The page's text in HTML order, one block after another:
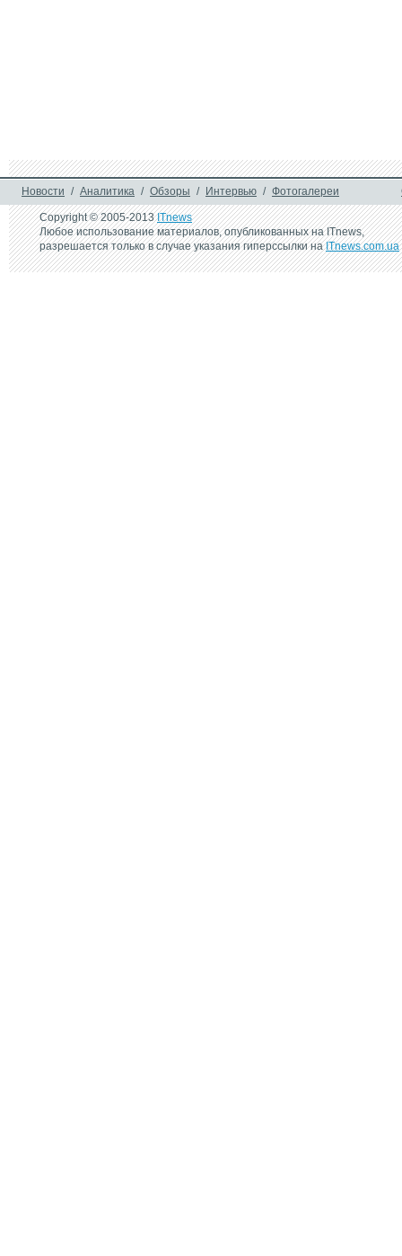
Новости / Аналитика / Обзоры / Интервью / Фотогалереи
Copyright © 2005-2013ITnews
Любое использование материалов, опубликованных на ITnews,
разрешается только в случае указания гиперссылки наITnews.com.ua